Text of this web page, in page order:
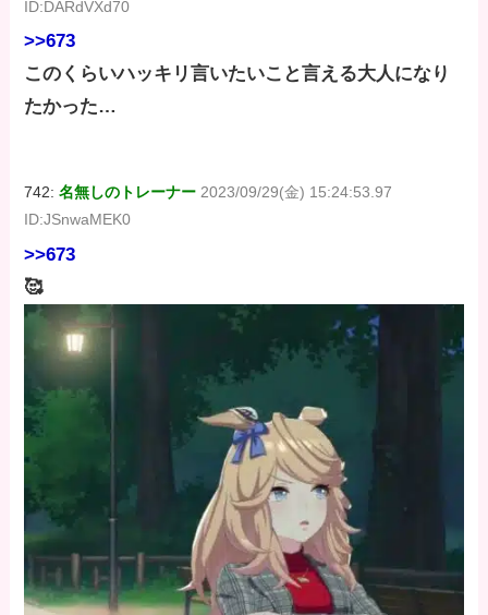
ID:DARdVXd70
>>673
このくらいハッキリ言いたいこと言える大人になり
たかった…
742:名無しのトレーナー 2023/09/29(金) 15:24:53.97
ID:JSnwaMEK0
>>673
🥰